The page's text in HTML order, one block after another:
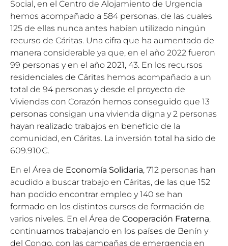
Social, en el Centro de Alojamiento de Urgencia
hemos acompañado a 584 personas, de las cuales
125 de ellas nunca antes habían utilizado ningún
recurso de Cáritas. Una cifra que ha aumentado de
manera considerable ya que, en el año 2022 fueron
99 personas y en el año 2021, 43. En los recursos
residenciales de Cáritas hemos acompañado a un
total de 94 personas y desde el proyecto de
Viviendas con Corazón hemos conseguido que 13
personas consigan una vivienda digna y 2 personas
hayan realizado trabajos en beneficio de la
comunidad, en Cáritas. La inversión total ha sido de
609.910€.
En el Área de Economía Solidaria, 712 personas han
acudido a buscar trabajo en Cáritas, de las que 152
han podido encontrar empleo y 140 se han
formado en los distintos cursos de formación de
varios niveles. En el Área de Cooperación Fraterna,
continuamos trabajando en los países de Benín y
del Congo, con las campañas de emergencia en